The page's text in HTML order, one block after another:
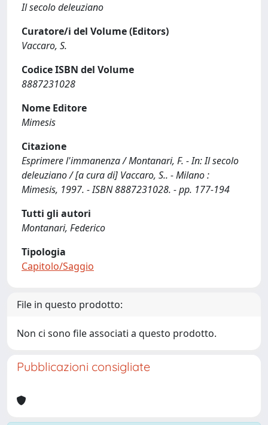
Il secolo deleuziano
Curatore/i del Volume (Editors)
Vaccaro, S.
Codice ISBN del Volume
8887231028
Nome Editore
Mimesis
Citazione
Esprimere l'immanenza / Montanari, F. - In: Il secolo
deleuziano / [a cura di] Vaccaro, S.. - Milano :
Mimesis, 1997. - ISBN 8887231028. - pp. 177-194
Tutti gli autori
Montanari, Federico
Tipologia
Capitolo/Saggio
File in questo prodotto:
Non ci sono file associati a questo prodotto.
Pubblicazioni consigliate